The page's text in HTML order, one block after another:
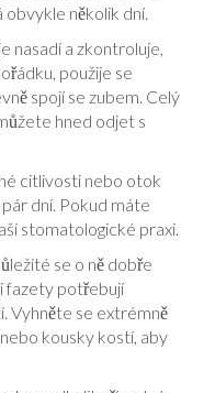
několik dní.
nasadí a zkontroluje,
použije se
spojí se zubem. Celý
hned odjet s
citlivosti nebo otok
dní. Pokud máte
stomatologické praxi.
se o ně dobře
fazety potřebují
Vyhněte se extrémně
kousky kostí, aby